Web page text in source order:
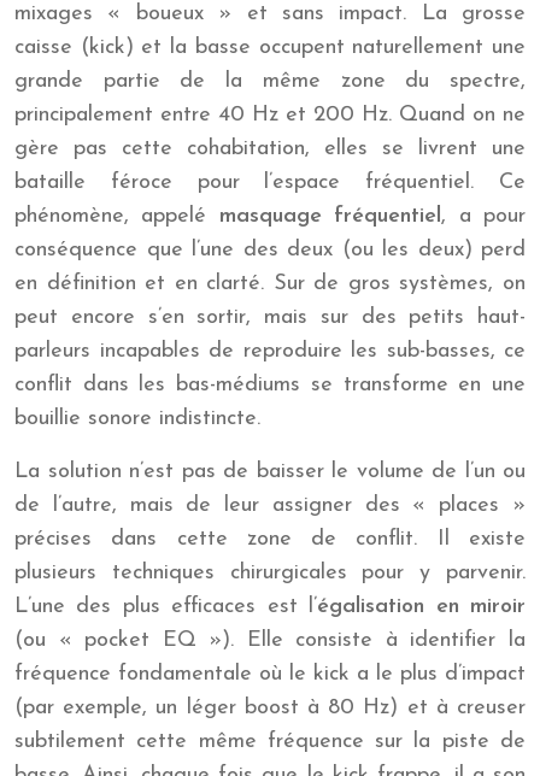
mixages « boueux » et sans impact. La grosse
caisse (kick) et la basse occupent naturellement une
grande partie de la même zone du spectre,
principalement entre 40 Hz et 200 Hz. Quand on ne
gère pas cette cohabitation, elles se livrent une
bataille féroce pour l’espace fréquentiel. Ce
phénomène, appelé masquage fréquentiel , a pour
conséquence que l’une des deux (ou les deux) perd
en définition et en clarté. Sur de gros systèmes, on
peut encore s’en sortir, mais sur des petits haut-
parleurs incapables de reproduire les sub-basses, ce
conflit dans les bas-médiums se transforme en une
bouillie sonore indistincte.
La solution n’est pas de baisser le volume de l’un ou
de l’autre, mais de leur assigner des « places »
précises dans cette zone de conflit. Il existe
plusieurs techniques chirurgicales pour y parvenir.
L’une des plus efficaces est l’égalisation en miroir
(ou « pocket EQ »). Elle consiste à identifier la
fréquence fondamentale où le kick a le plus d’impact
(par exemple, un léger boost à 80 Hz) et à creuser
subtilement cette même fréquence sur la piste de